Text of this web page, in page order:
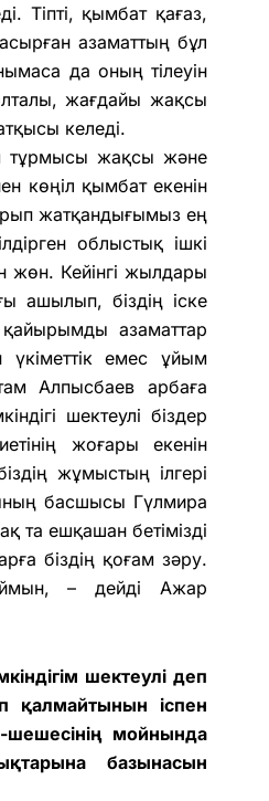
Тіпті, қымбат қағаз,
азаматтың бұл
да оның тілеуін
жағдайы жақсы
келеді.
тұрмысы жақсы және
көңіл қымбат екенін
жатқандығымыз ең
облыстық ішкі
жөн. Кейінгі жылдары
ашылып, біздің іске
азаматтар
үкіметтік емес ұйым
Алпысбаев арбаға
шектеулі біздер
жоғары екенін
жұмыстың ілгері
басшысы Гүлмира
та ешқашан бетімізді
біздің қоғам зәру.
– дейді Ажар
шектеулі деп
қалмайтынын іспен
мойнында
базынасын